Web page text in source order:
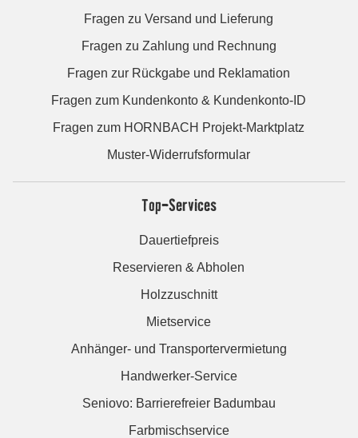
Fragen zu Versand und Lieferung
Fragen zu Zahlung und Rechnung
Fragen zur Rückgabe und Reklamation
Fragen zum Kundenkonto & Kundenkonto-ID
Fragen zum HORNBACH Projekt-Marktplatz
Muster-Widerrufsformular
Top-Services
Dauertiefpreis
Reservieren & Abholen
Holzzuschnitt
Mietservice
Anhänger- und Transportervermietung
Handwerker-Service
Seniovo: Barrierefreier Badumbau
Farbmischservice